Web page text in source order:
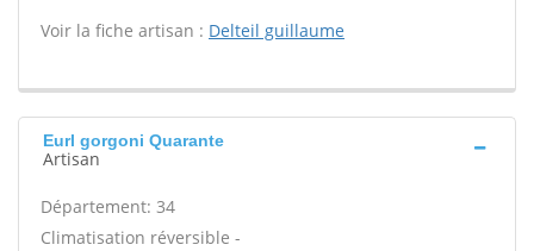
Voir la fiche artisan : Delteil guillaume
Eurl gorgoni Quarante
Artisan
Département: 34
Climatisation réversible -